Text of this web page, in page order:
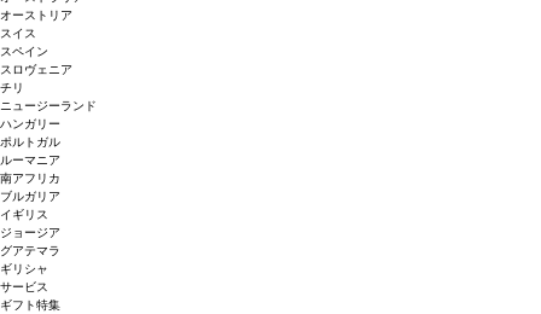
オーストリア
スイス
スペイン
スロヴェニア
チリ
ニュージーランド
ハンガリー
ポルトガル
ルーマニア
南アフリカ
ブルガリア
イギリス
ジョージア
グアテマラ
ギリシャ
サービス
ギフト特集